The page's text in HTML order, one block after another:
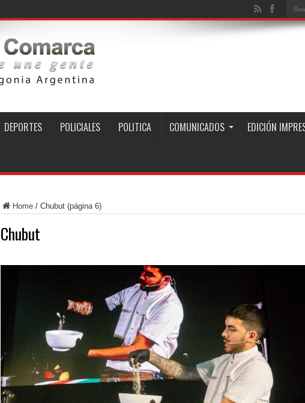
DEPORTES POLICIALES POLITICA COMUNICADOS EDICIÓN
Home/ Chubut(página 6)
Chubut